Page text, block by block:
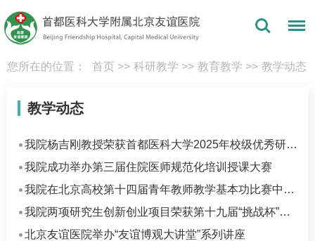
您所在的位置： 首页 >> 科研教学 >> 教育教学 >> 教学动态
教学动态
我院杨吉刚教授荣获首都医科大学2025年校级优秀研究生指导教师
我院成功举办第三届住院医师规范化培训授课大赛
我院在北京高校第十四届青年教师教学基本功比赛中斩获佳绩
我院两项研究生创新创业项目荣获第十九届“挑战杯”奖项
北京友谊医院举办“友谊博观大讲堂”系列讲座